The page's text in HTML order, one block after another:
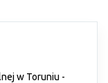
w Toruniu -